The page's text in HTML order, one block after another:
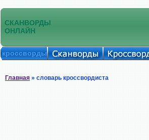
СКАНВОРДЫ
ОНЛАЙН
кроссворды
Главная » словарь кроссвордиста